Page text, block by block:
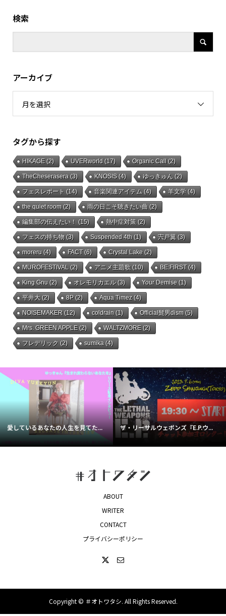
検索
アーカイブ
月を選択
タグから探す
HIKAGE(2) UVERworld(17) Organic Call(2)
TheCheserasera(3) KNOSIS(4) ゆっきゅん(2)
フェスレポート (14) 音楽関連アイテム(4) 羊文学(4)
the quiet room(2) 雨の日こそ聴きたい曲(2)
編集部の伝えたい！ (15) 熱中症対策(2)
フェスの持ち物(3) Suspended 4th(1) 宍戸翼(3)
moreru(4) FACT(6) Crystal Lake(2)
MUROFESTIVAL(2) アニメ主題歌(10) BE:FIRST(4)
King Gnu(2) オレモリカエル(3) Your Demise(1)
平井大(2) 8P(2) Aqua Timez(4)
NOISEMAKER(12) coldrain(1) Official髭男dism(5)
Mrs. GREEN APPLE(2) WALTZMORE(2)
フレデリック (2) sumika(4)
愛しているあなたの人生を見てた... ザ・リーサルウェポンズ『E.P.ウ...
ABOUT
WRITER
CONTACT
プライバシーポリシー
Copyright © ＃オトワタシ. All Rights Reserved.